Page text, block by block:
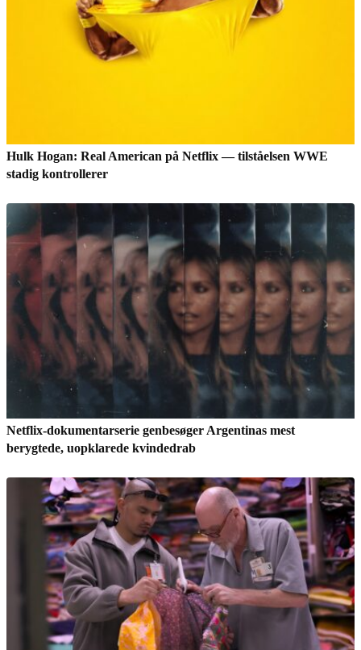
Hulk Hogan: Real American på Netflix — tilståelsen WWE
stadig kontrollerer
Netflix-dokumentarserie genbesøger Argentinas mest
berygtede, uopklarede kvindedrab